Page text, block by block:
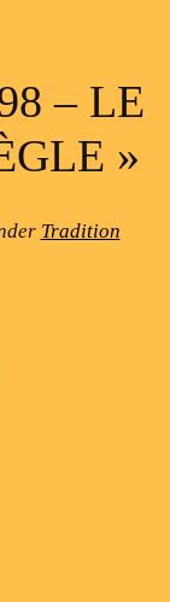
– LE
»
Tradition